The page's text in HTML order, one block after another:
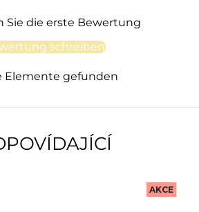
Sie die erste Bewertung
schreiben
Elemente gefunden
AKCE